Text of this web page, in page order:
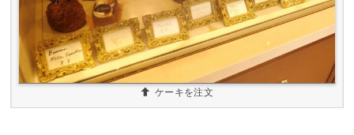
ケーキを注文